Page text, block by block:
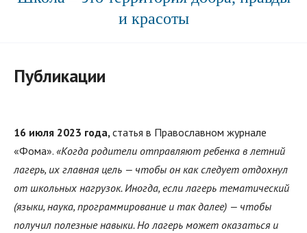
и красоты
Публикации
16 июля 2023 года, статья в Православном журнале
«Фома». «Когда родители отправляют ребенка в летний
лагерь, их главная цель — чтобы он как следует отдохнул
от школьных нагрузок. Иногда, если лагерь тематический
(языки, наука, программирование и так далее) — чтобы
получил полезные навыки. Но лагерь может оказаться и